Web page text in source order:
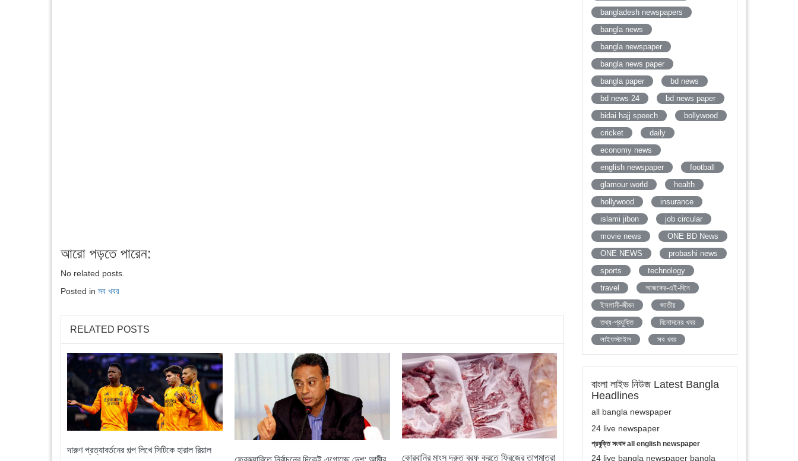
আরো পড়তে পারেন:
No related posts.
Posted in সব খবর
RELATED POSTS
দারুণ প্রত্যাবর্তনের গল্প লিখে সিটিকে হারাল রিয়াল
কোরবানির মাংস দ্রুত বরফ করতে ফ্রিজের তাপমাত্রা
bangladesh newspapers
bangla news
bangla newspaper
bangla news paper
bangla paper
bd news
bd news 24
bd news paper
bidai hajj speech
bollywood
cricket
daily
economy news
english newspaper
football
glamour world
health
hollywood
insurance
islami jibon
job circular
movie news
ONE BD News
ONE NEWS
probashi news
sports
technology
travel
আজকের-এই-দিনে
ইসলামী-জীবন
জাতীয়
তথ্য-প্রযুক্তি
বিনোদনের খবর
লাইফস্টাইল
সব খবর
বাংলা লাইভ নিউজ Latest Bangla
Headlines
all bangla newspaper
24 live newspaper
প্রযুক্তি সংবাদ all english newspaper
24 live bangla newspaper bangla